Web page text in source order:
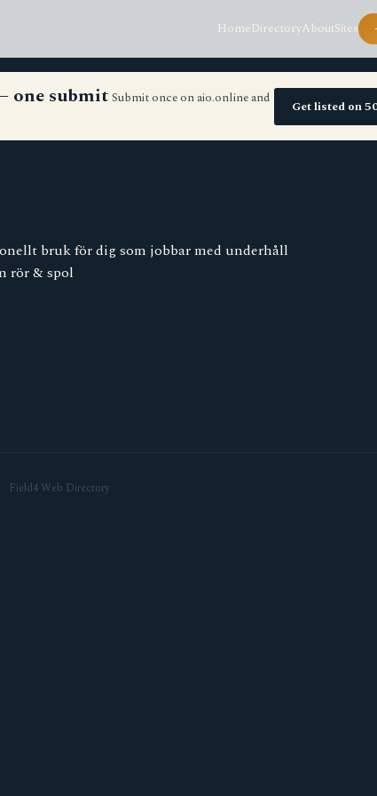
HomeDirectoryAboutSites
one submit Submit once on aio.online and
Get listed on
bruk för dig som jobbar med underhåll
rör & spol
· Field4 Web Directory